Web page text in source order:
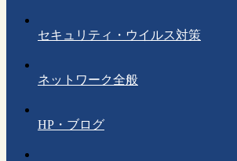
セキュリティ・ウイルス対策
ネットワーク全般
HP・ブログ